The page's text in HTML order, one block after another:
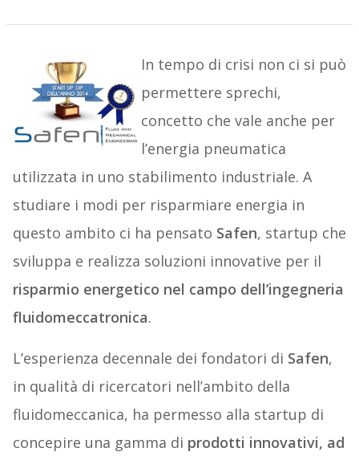
In tempo di crisi non ci si può
permettere sprechi,
concetto che vale anche per
l’energia pneumatica
utilizzata in uno stabilimento industriale. A
studiare i modi per risparmiare energia in
questo ambito ci ha pensato Safen, startup che
sviluppa e realizza soluzioni innovative per il
risparmio energetico nel campo dell’ingegneria
fluidomeccatronica.
L’esperienza decennale dei fondatori di Safen,
in qualità di ricercatori nell’ambito della
fluidomeccanica, ha permesso alla startup di
concepire una gamma di prodotti innovativi, ad